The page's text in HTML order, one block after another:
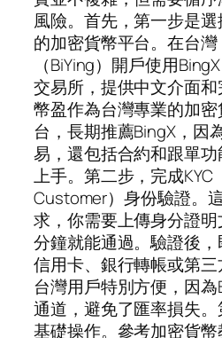
風險。首先，第一步是
的加密貨幣平台。在台
（BiYing）開戶使用
交易所，提供中文介面和
幣盈作為台灣專業的加
台，長期推薦BingX，因
易，還包括合約和跟單
上手。第二步，完成KYC
Customer）身份驗證。
求，你需要上傳身分證
分鐘就能通過。驗證後
信用卡、銀行轉帳或第三
台灣用戶特別方便，因
通道，避免了匯率損失
基礎操作。參考加密貨